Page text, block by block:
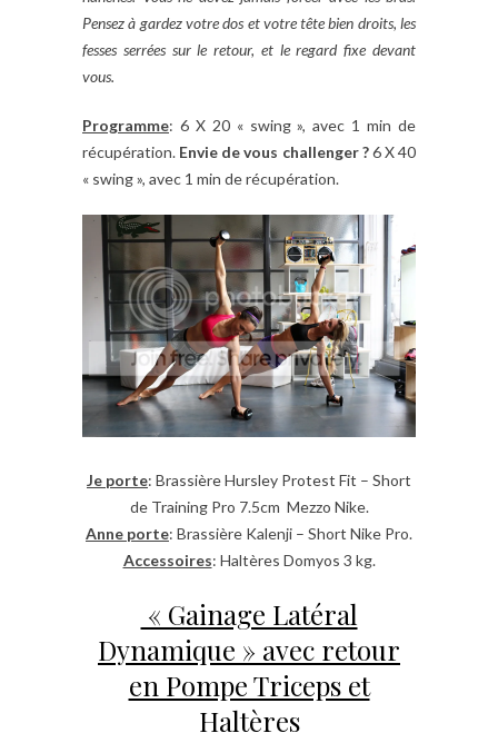
Pensez à gardez votre dos et votre tête bien droits, les
fesses serrées sur le retour, et le regard fixe devant
vous.
Programme: 6 X 20 « swing », avec 1 min de
récupération. Envie de vous challenger ?6 X 40
« swing », avec 1 min de récupération.
Je porte: Brassière Hursley Protest Fit – Short
de Training Pro 7.5cm Mezzo Nike.
Anne porte: Brassière Kalenji – Short Nike Pro.
Accessoires: Haltères Domyos 3 kg.
« Gainage Latéral
Dynamique » avec retour
en Pompe Triceps et
Haltères